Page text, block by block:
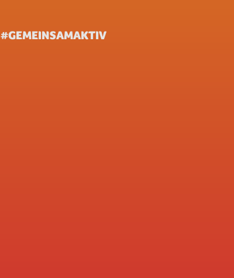
#GEMEINSAMAKTIV